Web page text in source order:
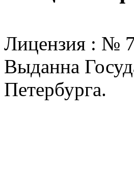
Лицензия : №
Выданна
Петербурга.